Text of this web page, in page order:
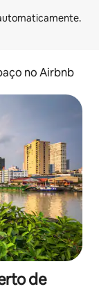
no Airbnb
de